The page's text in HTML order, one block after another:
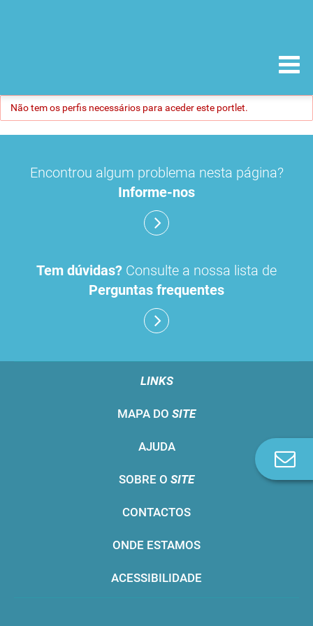
Não tem os perfis necessários para aceder este portlet.
Encontrou algum problema nesta página?
Informe-nos
Tem dúvidas? Consulte a nossa lista de
Perguntas frequentes
LINKS
MAPA DO SITE
AJUDA
SOBRE O SITE
CONTACTOS
ONDE ESTAMOS
ACESSIBILIDADE